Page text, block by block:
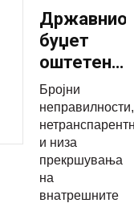
буџет
оштетен
за скоро
два
милиона
евра,
покажала
ревизијата
Бројни
неправилности,
и низа
прекршувања
на
внатрешните